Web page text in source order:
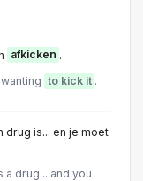
afkicken .
to kick it .
drug is... en je moet
drug... and you